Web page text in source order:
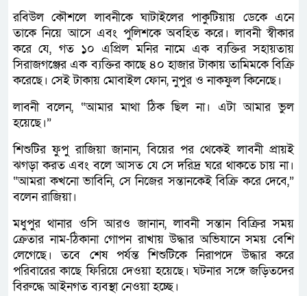
রবিউল কৌশলে লাবনীকে ঘাটাইলের পাকুটিয়ায় ডেকে এনে
তাকে নিয়ে আসে এবং পুলিশকে অবহিত করে। লাবনী স্বীকার
করে যে, গত ১০ এপ্রিল মনির নামে এক ব্যক্তির সহায়তায়
সিরাজগঞ্জের এক ব্যক্তির কাছে ৪০ হাজার টাকায় তামিমকে বিক্রি
করেছে। সেই টাকায় মোবাইল ফোন, নুপুর ও নাকফুল কিনেছে।
লাবনী বলেন, “আমার মাথা ঠিক ছিল না। এটা আমার ভুল
হয়েছে।”
শিশুটির ফুপু রাজিয়া জানান, বিয়ের পর থেকেই লাবনী প্রায়ই
ঝগড়া করত এবং বলে আসত যে সে দরিদ্র ঘরে থাকতে চায় না।
“আমরা কখনো ভাবিনি, সে নিজের সন্তানকেই বিক্রি করে দেবে,”
বলেন রাজিয়া।
মধুপুর থানার ওসি আরও জানান, লাবনী সন্তান বিক্রির সময়
ক্রেতার নাম-ঠিকানা গোপন রাখায় উদ্ধার অভিযানে সময় বেশি
লেগেছে। তবে শেষ পর্যন্ত শিশুটিকে নিরাপদে উদ্ধার করে
পরিবারের কাছে ফিরিয়ে দেওয়া হয়েছে। ঘটনার সঙ্গে জড়িতদের
বিরুদ্ধে আইনগত ব্যবস্থা নেওয়া হচ্ছে।